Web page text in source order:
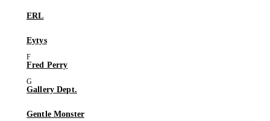
ERL
Eytys
Fred Perry
Gallery Dept.
Gentle Monster